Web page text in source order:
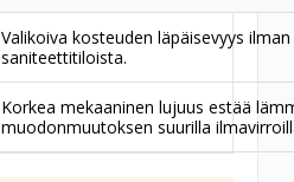
Valikoiva kosteuden läpäisevyys
saniteettitiloista.
Korkea mekaaninen lujuus estää
muodonmuutoksen suurilla